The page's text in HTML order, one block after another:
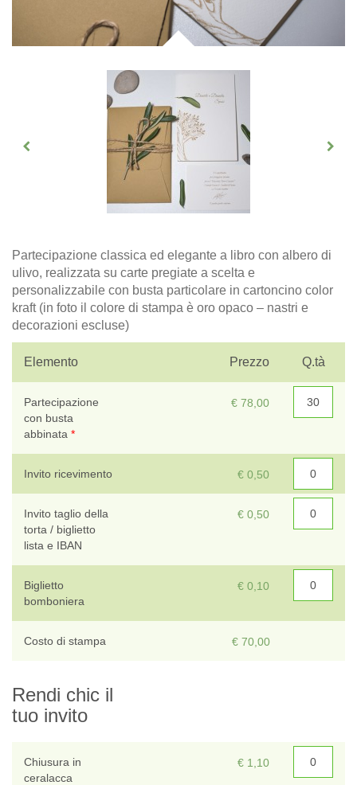
Partecipazione classica ed elegante a libro con albero di
ulivo, realizzata su carte pregiate a scelta e
personalizzabile con busta particolare in cartoncino color
kraft (in foto il colore di stampa è oro opaco – nastri e
decorazioni escluse)
Elemento Q.tà
Prezzo
Partecipazione
con busta
abbinata *
€ 78,00
Invito ricevimento € 0,50
Invito taglio della
torta / biglietto
lista e IBAN
€ 0,50
Biglietto
bomboniera
€ 0,10
Costo di stampa € 70,00
Rendi chic il
tuo invito
Chiusura in
ceralacca
€ 1,10